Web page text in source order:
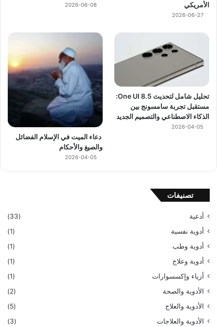
الأمريكي
2026-06-27
2026-06-08
تحليل شامل لتحديث One UI 8.5:
مستقبل تجربة سامسونج بين
الذكاء الاصطناعي والتصميم الجديد
2026-04-05
دعاء الميت في الإسلام الفضائل
والصيغ والأحكام
2026-04-05
تصنيفات
أدعية
(33)
أدوية نفسية
(1)
أدوية وطب
(1)
أدوية وعلاج
(1)
أزياء وإكسسوارات
(1)
الأدوية والصحة
(2)
الأدوية والعلاج
(5)
الأدوية والعلاجات
(3)